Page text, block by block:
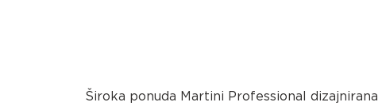
Široka ponuda Martini Professional